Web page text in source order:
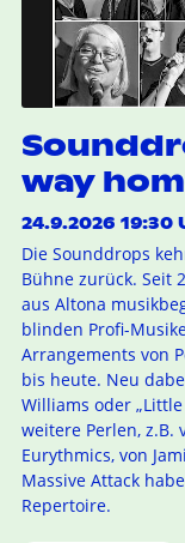
way
24.9.2026 19:30
Die Sounddrops
Bühne zurück. Seit
aus Altona
blinden Profi-
Arrangements von
bis heute. Neu
Williams oder „Little
weitere Perlen, z.B.
Eurythmics, von
Massive Attack
Repertoire.